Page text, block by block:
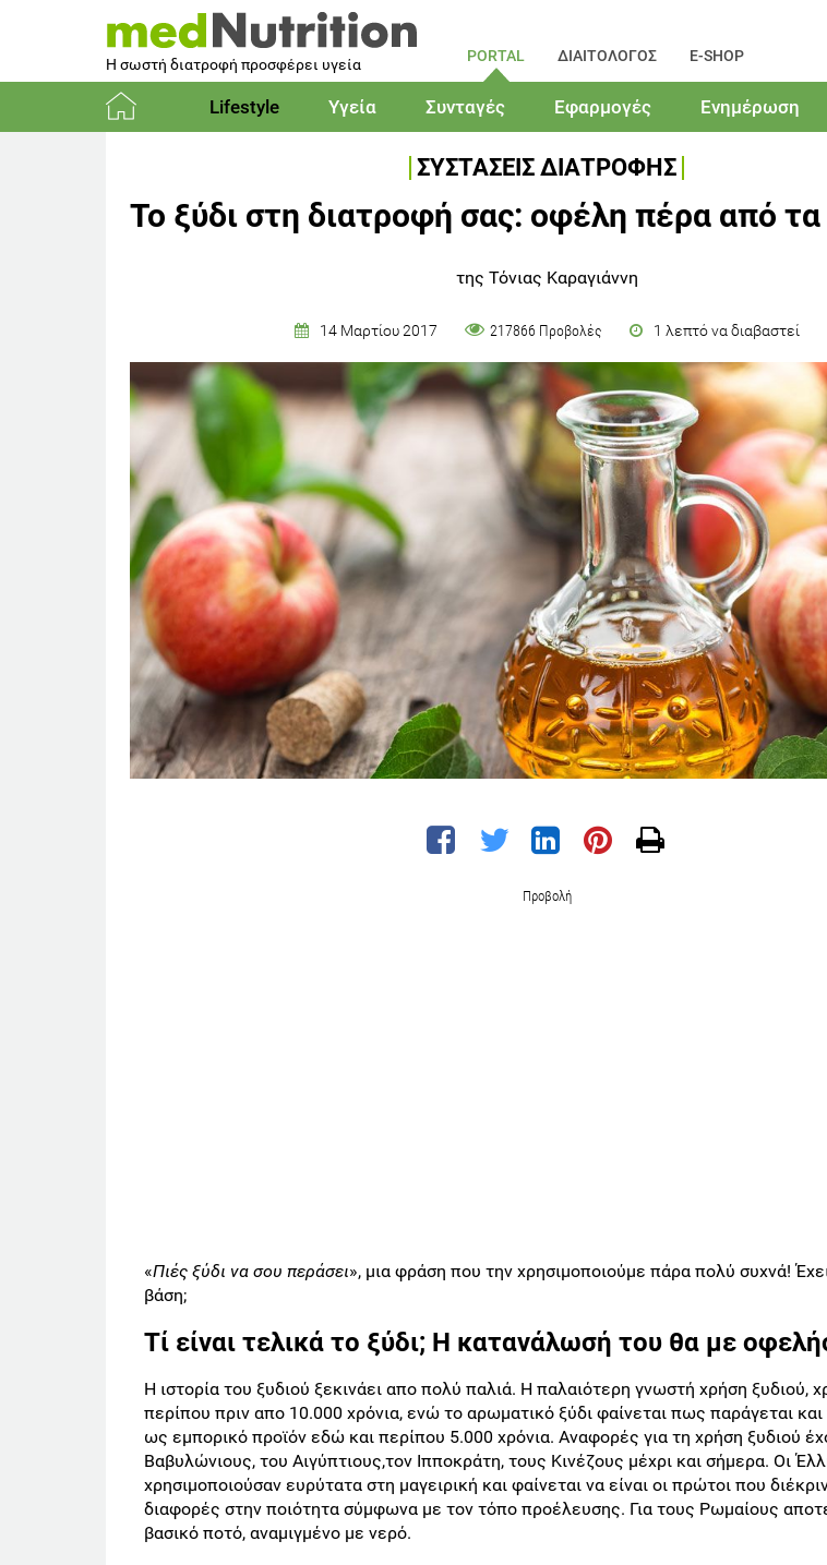
Η σωστή διατροφή προσφέρει υγεία PORTAL ΔΙΑΙΤΟΛΟΓΟΣ E-SHOP
Lifestyle Υγεία Συνταγές Εφαρμογές Ενημέρωση
ΣΥΣΤΑΣΕΙΣ ΔΙΑΤΡΟΦΗΣ
Το ξύδι στη διατροφή σας: οφέλη πέρα από
της Τόνιας Καραγιάννη
14 Μαρτίου 2017 217866 Προβολές 1 λεπτό να διαβαστεί
Προβολή
«Πιές ξύδι να σου περάσει», μια φράση που την χρησιμοποιούμε πάρα πολύ συχνά!
βάση;
Τί είναι τελικά το ξύδι; Η κατανάλωσή του θα με
Η ιστορία του ξυδιού ξεκινάει απο πολύ παλιά. Η παλαιότερη γνωστή χρήση ξυδιού,
περίπου πριν απο 10.000 χρόνια, ενώ το αρωματικό ξύδι φαίνεται πως παράγεται
ως εμπορικό προϊόν εδώ και περίπου 5.000 χρόνια. Αναφορές για τη χρήση ξυδιού
Βαβυλώνιους, του Αιγύπτιους,τον Ιπποκράτη, τους Κινέζους μέχρι και σήμερα. Οι
χρησιμοποιούσαν ευρύτατα στη μαγειρική και φαίνεται να είναι οι πρώτοι που
διαφορές στην ποιότητα σύμφωνα με τον τόπο προέλευσης. Για τους Ρωμαίους
βασικό ποτό, αναμιγμένο με νερό.